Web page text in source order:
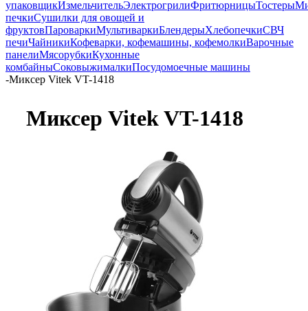
упаковщикИзмельчительЭлектрогрилиФритюрницыТостеры
печкиСушилки для овощей и
фруктовПароваркиМультиваркиБлендерыХлебопечкиСВЧ
печиЧайникиКофеварки, кофемашины, кофемолкиВарочные
панелиМясорубкиКухонные
комбайныСоковыжималкиПосудомоечные машины
-Миксер Vitek VT-1418
Миксер Vitek VT-1418